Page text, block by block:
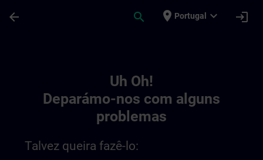
arrow_back search place Portugal expand_more login
Uh Oh!
Deparámo-nos com alguns
problemas
Talvez queira fazê-lo: